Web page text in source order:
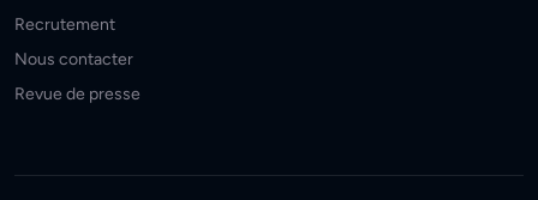
Recrutement
Nous contacter
Revue de presse